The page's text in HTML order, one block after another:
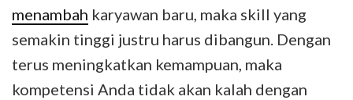
menambah karyawan baru, maka skill yang
semakin tinggi justru harus dibangun. Dengan
terus meningkatkan kemampuan, maka
kompetensi Anda tidak akan kalah dengan